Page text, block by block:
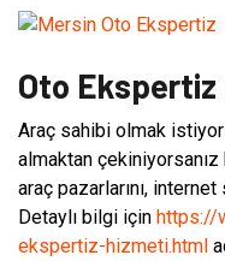
Oto
Araç sahibi olmak
almaktan
araç pazarlarını,
Detaylı bilgi için https://
ekspertiz-hizmeti.html